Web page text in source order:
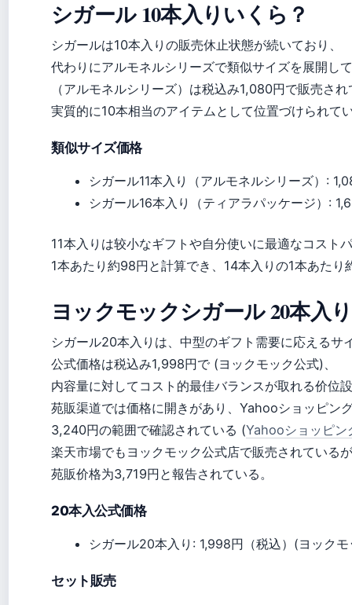
シガール 10本入りいくら？
シガールは10本入りの販売休止状態が続いており、
代わりにアルモネルシリーズで類似サイズを展開し
（アルモネルシリーズ）は税込み1,080円で販売さ
実質的に10本相当のアイテムとして位置づけられて
類似サイズ価格
シガール11本入り（アルモネルシリーズ）:
シガール16本入り（ティアラパッケージ）:
11本入りは较小なギフトや自分使いに最適なコスト
1本あたり約98円と計算でき、14本入りの1本あた
ヨックモックシガール 20本入
シガール20本入りは、中型のギフト需要に応えるサ
公式価格は税込み1,998円で (ヨックモック公式)、
内容量に対してコスト的最佳バランスが取れる价位
苑販渠道では価格に開きがあり、Yahooショッピン
3,240円の範囲で確認されている (Yahooショッピン
楽天市場でもヨックモック公式店で販売されている
苑販价格为3,719円と報告されている。
20本入公式価格
シガール20本入り: 1,998円（税込）(ヨック
セット販売